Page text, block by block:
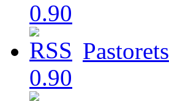
Pastorets